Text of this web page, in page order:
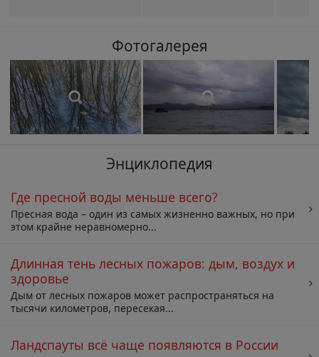
Фотогалерея
Энциклопедия
Где пресной воды меньше всего?
Пресная вода – один из самых жизненно важных, но при
этом крайне неравномерно...
Длинная тень лесных пожаров: дым, воздух и
здоровье
Дым от лесных пожаров может распространяться на
тысячи километров, пересекая...
Ландспауты всё чаще появляются в России